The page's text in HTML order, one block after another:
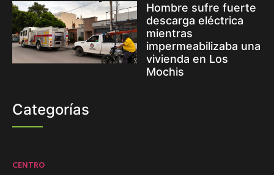
Hombre sufre fuerte
descarga eléctrica
mientras
impermeabilizaba una
vivienda en Los
Mochis
Categorías
CENTRO